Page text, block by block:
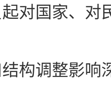
对国家、对
调整影响